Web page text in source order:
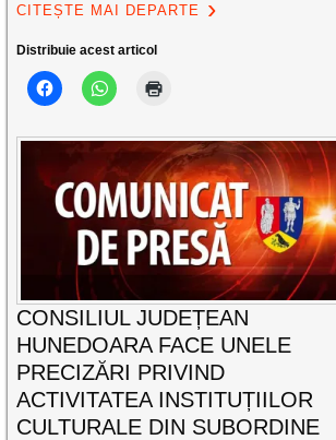
CITEȘTE MAI DEPARTE
Distribuie acest articol
CONSILIUL JUDEȚEAN
HUNEDOARA FACE UNELE
PRECIZĂRI PRIVIND
ACTIVITATEA INSTITUȚIILOR
CULTURALE DIN SUBORDINE